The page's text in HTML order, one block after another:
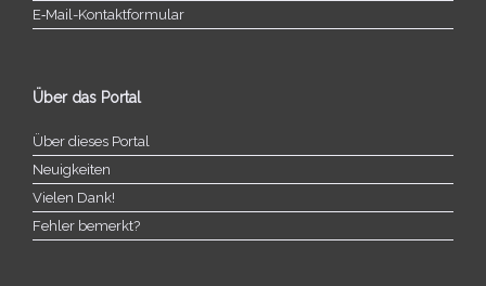
E‑Mail-​​Kontaktformular
Über das Portal
Über dieses Portal
Neuigkeiten
Vielen Dank!
Fehler bemerkt?